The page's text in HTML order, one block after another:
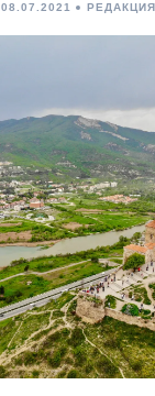
08.07.2021 РЕДАКЦИЯ